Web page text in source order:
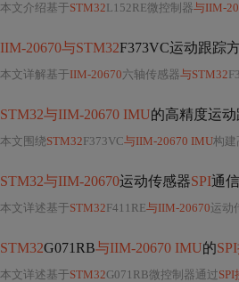
本文介绍基于STM32L152RE微控制器与IIM-
IIM-20670与STM32F373VC运动跟踪
本文详解基于IIM-20670 六轴传感器与STM32
STM32与IIM-20670 IMU的高精度运
本文围绕STM32F373VC与IIM-20670 IMU构建
STM32与IIM-20670运动传感器SPI通信
本文详述基于STM32F411RE与IIM-20670运动
STM32G071RB与IIM-20670 IMU的
本文详述基于STM32G071RB微控制器通过SPI